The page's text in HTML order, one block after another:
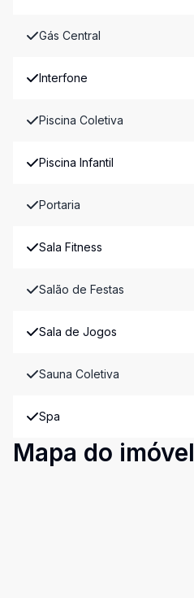
Gás Central
Interfone
Piscina Coletiva
Piscina Infantil
Portaria
Sala Fitness
Salão de Festas
Sala de Jogos
Sauna Coletiva
Spa
Mapa do imóvel